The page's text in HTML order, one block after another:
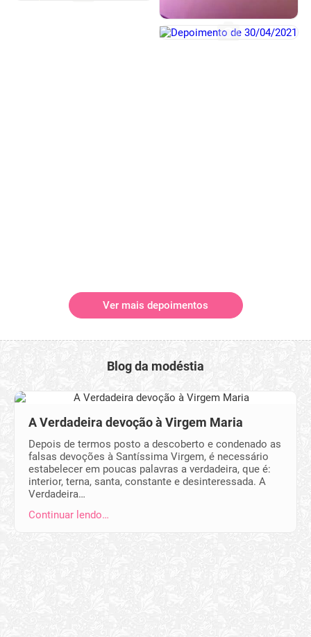
Ver mais depoimentos
Blog da modéstia
A Verdadeira devoção à Virgem Maria
Depois de termos posto a descoberto e condenado as
falsas devoções à Santíssima Virgem, é necessário
estabelecer em poucas palavras a verdadeira, que é:
interior, terna, santa, constante e desinteressada. A
Verdadeira…
Continuar lendo…